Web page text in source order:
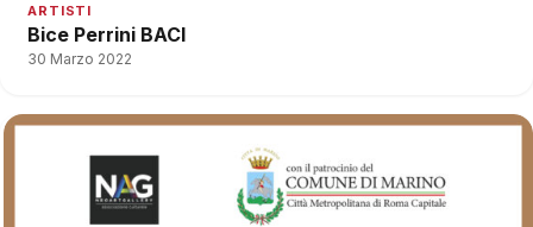
ARTISTI
Bice Perrini BACI
30 Marzo 2022